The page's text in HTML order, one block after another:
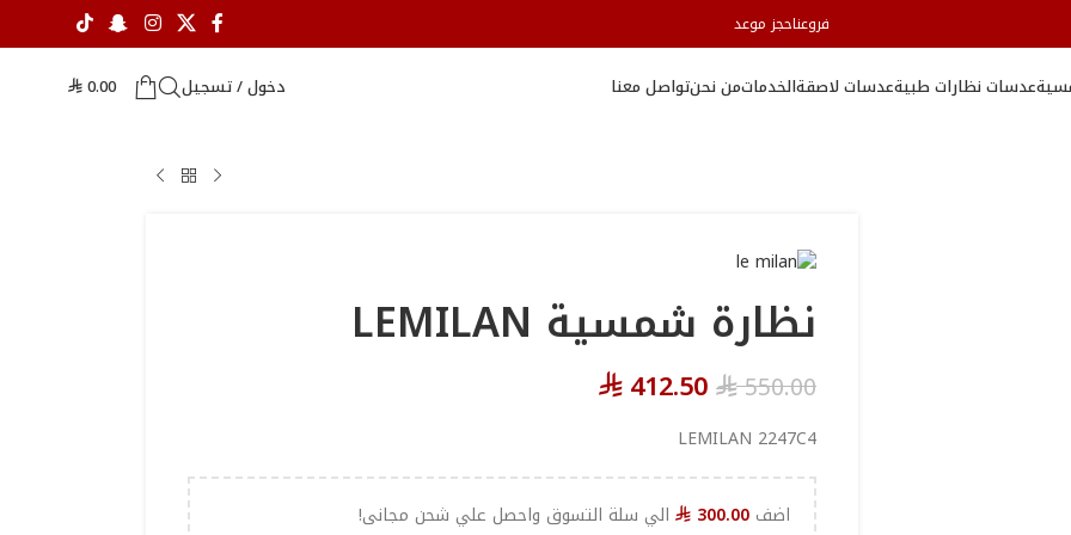
فروعناحجز موعد
عدسات نظارات طبيةعدسات لاصقةالخدماتمن نحنتواصل معنا دخول / تسجيل ⃁ 0.00
نظارة شمسية LEMILAN
⃁550.00
⃁412.50
LEMILAN 2247C4
اضف ⃁ 300.00 الي سلة التسوق واحصل علي شحن مجانى!